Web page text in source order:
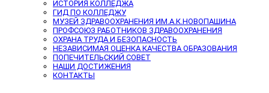
ИСТОРИЯ КОЛЛЕДЖА
ГИД ПО КОЛЛЕДЖУ
МУЗЕЙ ЗДРАВООХРАНЕНИЯ ИМ.А.К.НОВОПАШИНА
ПРОФСОЮЗ РАБОТНИКОВ ЗДРАВООХРАНЕНИЯ
ОХРАНА ТРУДА И БЕЗОПАСНОСТЬ
НЕЗАВИСИМАЯ ОЦЕНКА КАЧЕСТВА ОБРАЗОВАНИЯ
ПОПЕЧИТЕЛЬСКИЙ СОВЕТ
НАШИ ДОСТИЖЕНИЯ
КОНТАКТЫ